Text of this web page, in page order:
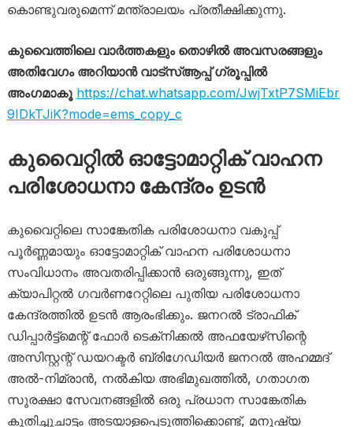
കൊണ്ടുവരുമെന്ന് മന്ത്രാലയം പ്രതീക്ഷിക്കുന്നു.
കുവൈത്തിലെ വാർത്തകളും തൊഴിൽ അവസരങ്ങളും
അതിവേഗം അറിയാൻ വാട്സ്ആപ്പ് ഗ്രൂപ്പിൽ
അംഗമാകൂ https://chat.whatsapp.com/JwjTxtP7SMiEbr
9IDkTJiK?mode=ems_copy_c
കുവൈറ്റിൽ ഓട്ടോമാറ്റിക് വാഹന
പരിശോധനാ കേന്ദ്രം ഉടൻ
കുവൈറ്റിലെ സാങ്കേതിക പരിശോധനാ വകുപ്പ്
പൂർണ്ണമായും ഓട്ടോമാറ്റിക് വാഹന പരിശോധനാ
സംവിധാനം അവതരിപ്പിക്കാൻ ഒരുങ്ങുന്നു, ഇത്
ക്യാപിറ്റൽ ഗവർണറേറ്റിലെ പുതിയ പരിശോധനാ
കേന്ദ്രത്തിൽ ഉടൻ ആരംഭിക്കും. ജനറൽ ട്രാഫിക്
ഡിപ്പാർട്ട്‌മെന്റ് ഫോർ ടെക്‌നിക്കൽ അഫയേഴ്‌സിന്റെ
അസിസ്റ്റന്റ് ഡയറക്ടർ ബ്രിഗേഡിയർ ജനറൽ അഹമ്മദ്
അൽ-നിമ്രാൻ, നൽകിയ അഭിമുഖത്തിൽ, ഗതാഗത
സുരക്ഷാ സേവനങ്ങളിൽ ഒരു പ്രധാന സാങ്കേതിക
കുതിച്ചുചാട്ടം അടയാളപ്പെടുത്തിക്കൊണ്ട്, മനുഷ്യ